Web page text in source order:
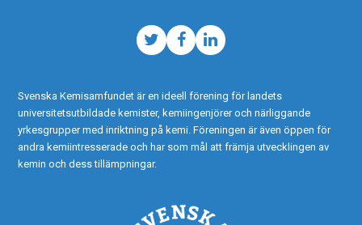
TwitterFacebook
LinkedIn
Svenska Kemisamfundet är en ideell förening för landets
universitetsutbildade kemister, kemiingenjörer och närliggande
yrkesgrupper med inriktning på kemi. Föreningen är även öppen för
andra kemiintresserade och har som mål att främja utvecklingen av
kemin och dess tillämpningar.